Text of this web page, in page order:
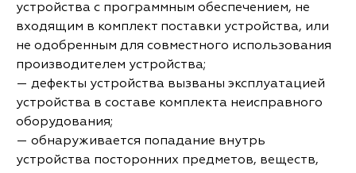
устройства с программным обеспечением, не
входящим в комплект поставки устройства, или
не одобренным для совместного использования
производителем устройства;
— дефекты устройства вызваны эксплуатацией
устройства в составе комплекта неисправного
оборудования;
— обнаруживается попадание внутрь
устройства посторонних предметов, веществ,